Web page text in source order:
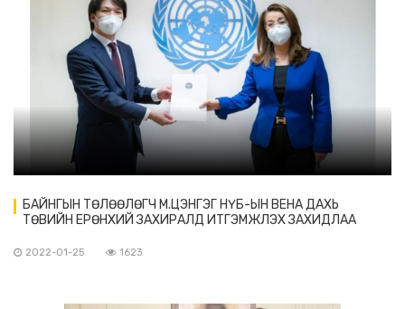
БАЙНГЫН ТӨЛӨӨЛӨГЧ М.ЦЭНГЭГ НҮБ-ЫН ВЕНА ДАХЬ
ТӨВИЙН ЕРӨНХИЙ ЗАХИРАЛД ИТГЭМЖЛЭХ ЗАХИДЛАА
2022-01-25 1623